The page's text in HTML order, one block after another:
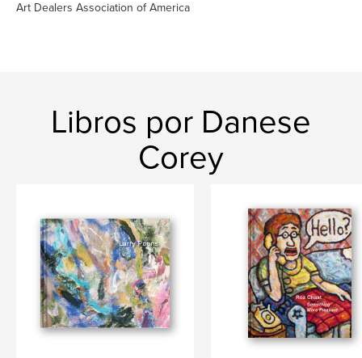
Art Dealers Association of America
Libros por Danese
Corey